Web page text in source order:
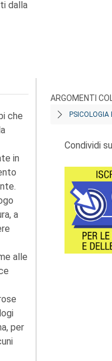
dalla
che
in
a
alle
per
ARGOMENTI
Condividi